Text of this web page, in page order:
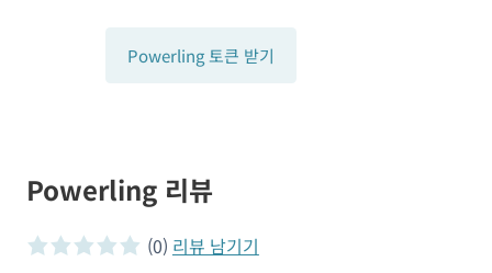
Powerling 토큰 받기
Powerling 리뷰
0 of 5 stars
(0) 리뷰 남기기